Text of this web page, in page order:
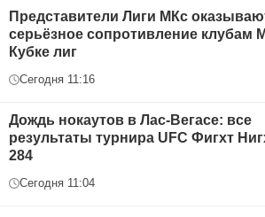
Представители Лиги МКс
серьёзное сопротивление клубам
Кубке лиг
Сегодня 11:16
Дождь нокаутов в Лас-Вегасе: все
результаты турнира UFC Фигхт
284
Сегодня 11:04